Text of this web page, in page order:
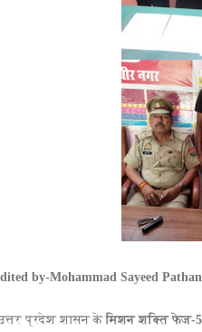
by-Mohammad Sayeed
प्रदेश शासन केमिशन शक्ति फेज-